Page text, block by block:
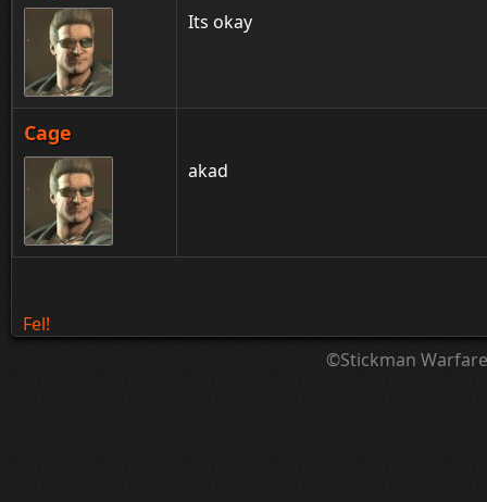
Its okay
Cage
akad
Fel!
©Stickman Warfare